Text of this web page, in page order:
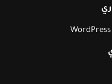
WordPress